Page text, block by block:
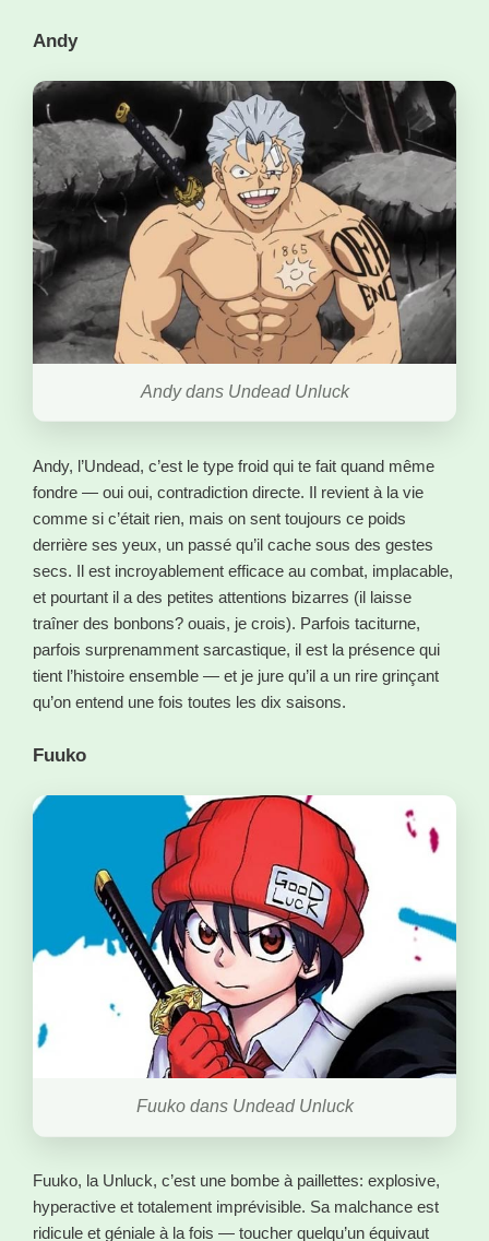
Andy
Andy dans Undead Unluck
Andy, l’Undead, c’est le type froid qui te fait quand même
fondre — oui oui, contradiction directe. Il revient à la vie
comme si c’était rien, mais on sent toujours ce poids
derrière ses yeux, un passé qu’il cache sous des gestes
secs. Il est incroyablement efficace au combat, implacable,
et pourtant il a des petites attentions bizarres (il laisse
traîner des bonbons? ouais, je crois). Parfois taciturne,
parfois surprenamment sarcastique, il est la présence qui
tient l’histoire ensemble — et je jure qu’il a un rire grinçant
qu’on entend une fois toutes les dix saisons.
Fuuko
Fuuko dans Undead Unluck
Fuuko, la Unluck, c’est une bombe à paillettes: explosive,
hyperactive et totalement imprévisible. Sa malchance est
ridicule et géniale à la fois — toucher quelqu’un équivaut